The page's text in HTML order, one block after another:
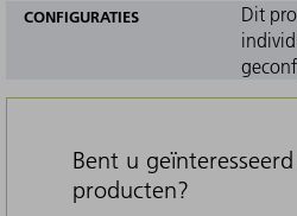
CONFIGURATIES Dit
Bent u
producten?